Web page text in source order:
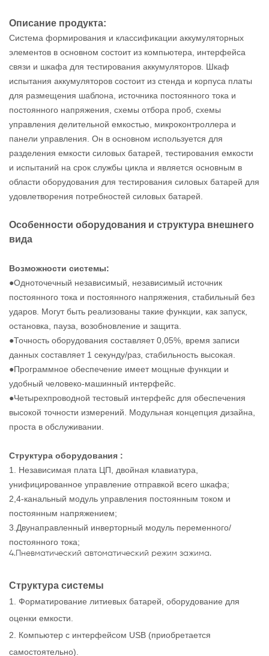
Описание продукта:
Система формирования и классификации аккумуляторных
элементов в основном состоит из компьютера, интерфейса
связи и шкафа для тестирования аккумуляторов. Шкаф
испытания аккумуляторов состоит из стенда и корпуса платы
для размещения шаблона, источника постоянного тока и
постоянного напряжения, схемы отбора проб, схемы
управления делительной емкостью, микроконтроллера и
панели управления. Он в основном используется для
разделения емкости силовых батарей, тестирования емкости
и испытаний на срок службы цикла и является основным в
области оборудования для тестирования силовых батарей для
удовлетворения потребностей силовых батарей.
Особенности оборудования и структура внешнего
вида
Возможности системы:
●Одноточечный независимый, независимый источник
постоянного тока и постоянного напряжения, стабильный без
ударов. Могут быть реализованы такие функции, как запуск,
остановка, пауза, возобновление и защита.
●Точность оборудования составляет 0,05%, время записи
данных составляет 1 секунду/раз, стабильность высокая.
●Программное обеспечение имеет мощные функции и
удобный человеко-машинный интерфейс.
●Четырехпроводной тестовый интерфейс для обеспечения
высокой точности измерений. Модульная концепция дизайна,
проста в обслуживании.
Структура оборудования :
1. Независимая плата ЦП, двойная клавиатура,
унифицированное управление отправкой всего шкафа;
2,4-канальный модуль управления постоянным током и
постоянным напряжением;
3.Двунаправленный инверторный модуль переменного/
постоянного тока;
4.Пневматический автоматический режим зажима.
Структура системы
1. Форматирование литиевых батарей, оборудование для
оценки емкости.
2. Компьютер с интерфейсом USB (приобретается
самостоятельно).